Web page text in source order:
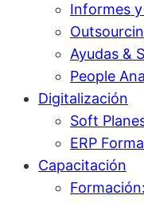
Informes
Ayudas &
People
Digitalización
Soft
ERP
Capacitación